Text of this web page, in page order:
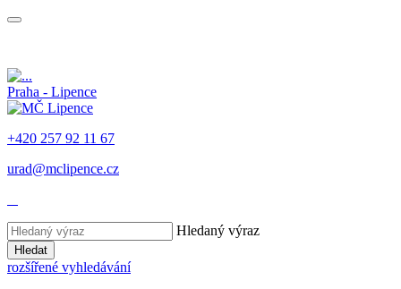
Praha - Lipence
+420 257 92 11 67
urad@mclipence.cz
Hledaný výraz
Hledat
rozšířené vyhledávání